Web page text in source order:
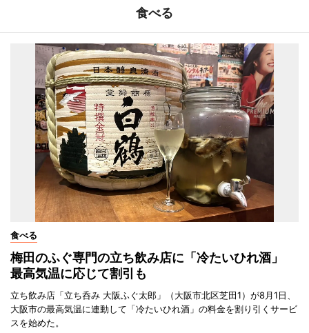
食べる
食べる
梅田のふぐ専門の立ち飲み店に「冷たいひれ酒」
最高気温に応じて割引も
立ち飲み店「立ち呑み 大阪ふぐ太郎」（大阪市北区芝田1）が8月1日、
大阪市の最高気温に連動して「冷たいひれ酒」の料金を割り引くサービ
スを始めた。